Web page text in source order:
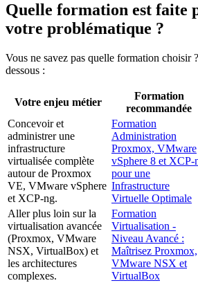
Quelle formation est faite
votre problématique ?
Vous ne savez pas quelle formation choisir
dessous :
Votre enjeu métier
Formation
recommandée
Concevoir et
administrer une
infrastructure
virtualisée complète
autour de Proxmox
VE, VMware vSphere
et XCP-ng.
Formation
Administration
Proxmox, VMware
vSphere 8 et XCP-
pour une
Infrastructure
Virtuelle Optimale
Aller plus loin sur la
virtualisation avancée
(Proxmox, VMware
NSX, VirtualBox) et
les architectures
complexes.
Formation
Virtualisation -
Niveau Avancé :
Maîtrisez Proxmox,
VMware NSX et
VirtualBox